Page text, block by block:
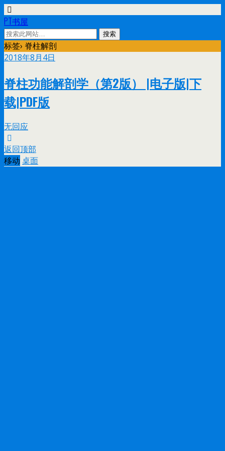
PT书屋
标签› 脊柱解剖
2018年8月4日
脊柱功能解剖学（第2版） |电子版|下
载|PDF版
无回应
返回顶部
移动 桌面